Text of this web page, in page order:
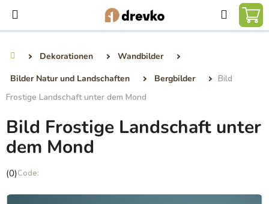
Inhalt
springen
Suchen
Dekorationen
Wandbilder
Bilder Natur und Landschaften
Bergbilder
Bild
Frostige Landschaft unter dem Mond
Bild Frostige Landschaft unter
dem Mond
Die
Produktbewertung
(0)